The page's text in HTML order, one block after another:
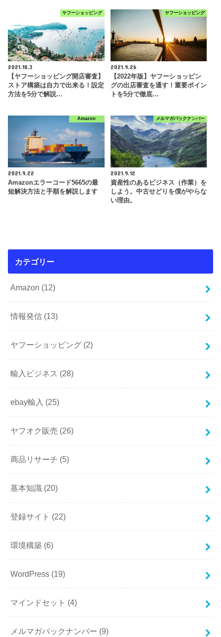
ヤフーショッピング
2021.10.3
【ヤフーショッピング開店審査】
ストア構築は自力で出来る！設定
方法を5分で解説…
ヤフーショッピング
2021.9.26
【2022年版】ヤフーショッピン
グの出店審査を通す！重要ポイン
トを5分で徹底…
Amazon
2021.9.22
Amazonエラーコード5665の最
短解決方法と手順を解説します
メルマガバックナンバー
2021.9.12
資産性のあるビジネス（作業）を
しよう。中古せどりを僕がやらな
い理由。
カテゴリー
Amazon (12)
情報発信 (13)
ヤフーショッピング (2)
輸入ビジネス (28)
ebay輸入 (25)
ヤフオク販売 (26)
商品リサーチ (5)
基本知識 (20)
登録サイト (22)
環境構築 (6)
WordPress (19)
マインドセット (4)
メルマガバックナンバー (9)